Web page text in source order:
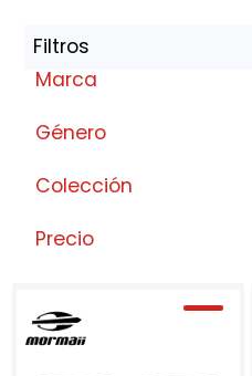
Filtros
Marca
Género
Colección
Precio